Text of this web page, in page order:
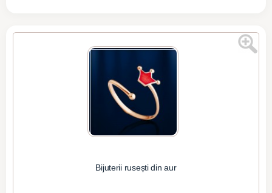
Bijuterii rusești din aur